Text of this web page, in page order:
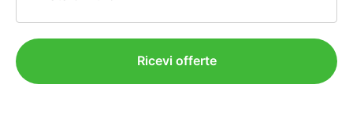
Ricevi offerte